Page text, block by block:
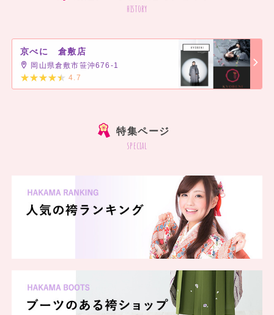
history
京べに 倉敷店
岡山県倉敷市笹沖676-1
4.7
特集ページ
special